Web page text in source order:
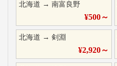
北海道 → 南富良野
¥500～
北海道 → 剣淵
¥2,920～